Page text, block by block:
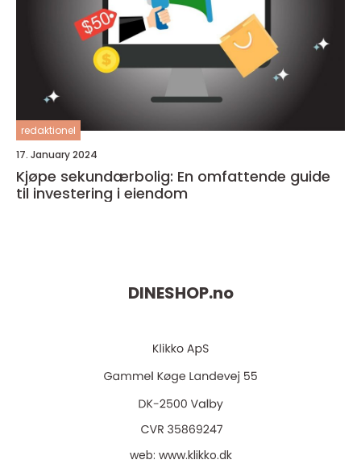
redaktionel
17. January 2024
Kjøpe sekundærbolig: En omfattende guide
til investering i eiendom
DINESHOP.no
web: www.klikko.dk